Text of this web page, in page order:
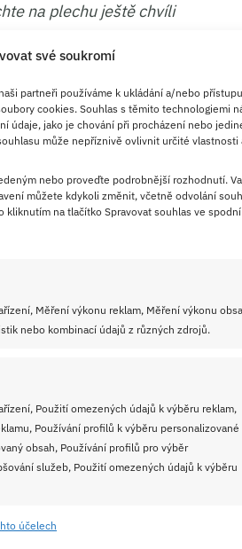
své soukromí
partneři používáme k ukládání a/nebo
cookies. Souhlas s těmito technologiemi
údaje, jako je chování při procházení nebo
může nepříznivě ovlivnit určité vlastnosti
nebo proveďte podrobnější rozhodnutí.
můžete kdykoli změnit, včetně odvolání
kliknutím na tlačítko Spravovat souhlas ve
Měření výkonu reklam, Měření výkonu
nebo kombinací údajů z různých zdrojů.
Použití omezených údajů k výběru reklam,
Používání profilů k výběru personalizované
obsah, Používání profilů pro výběr
služeb, Použití omezených údajů k výběru
účelech
na plechu ještě chvíli
drobenkou
které zaručí, že